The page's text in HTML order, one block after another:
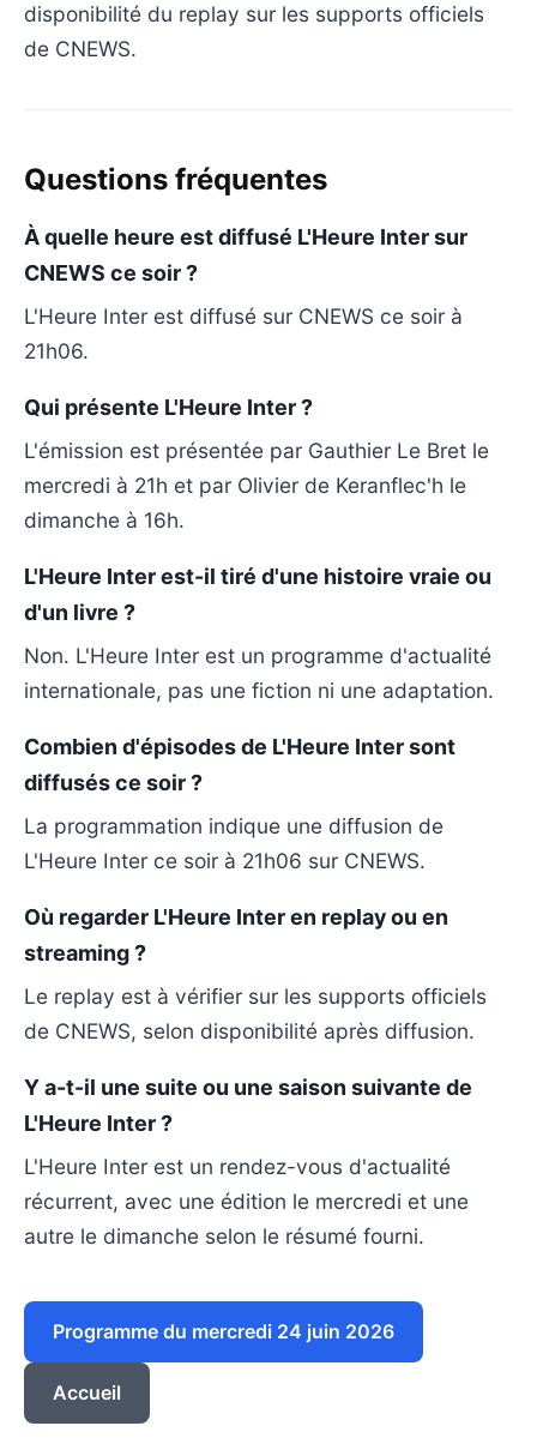
disponibilité du replay sur les supports officiels
de CNEWS.
Questions fréquentes
À quelle heure est diffusé L'Heure Inter sur
CNEWS ce soir ?
L'Heure Inter est diffusé sur CNEWS ce soir à
21h06.
Qui présente L'Heure Inter ?
L'émission est présentée par Gauthier Le Bret le
mercredi à 21h et par Olivier de Keranflec'h le
dimanche à 16h.
L'Heure Inter est-il tiré d'une histoire vraie ou
d'un livre ?
Non. L'Heure Inter est un programme d'actualité
internationale, pas une fiction ni une adaptation.
Combien d'épisodes de L'Heure Inter sont
diffusés ce soir ?
La programmation indique une diffusion de
L'Heure Inter ce soir à 21h06 sur CNEWS.
Où regarder L'Heure Inter en replay ou en
streaming ?
Le replay est à vérifier sur les supports officiels
de CNEWS, selon disponibilité après diffusion.
Y a-t-il une suite ou une saison suivante de
L'Heure Inter ?
L'Heure Inter est un rendez-vous d'actualité
récurrent, avec une édition le mercredi et une
autre le dimanche selon le résumé fourni.
Programme du mercredi 24 juin 2026
Accueil